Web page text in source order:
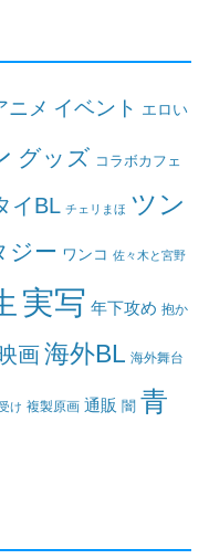
ニメ イベント エロい
グッズ コラボカフェ
イBL チェリまほ ツン
ジー ワンコ 佐々木と宮野
実写 年下攻め 抱か
画海外BL 海外舞台
け 複製原画 通販 闇 青